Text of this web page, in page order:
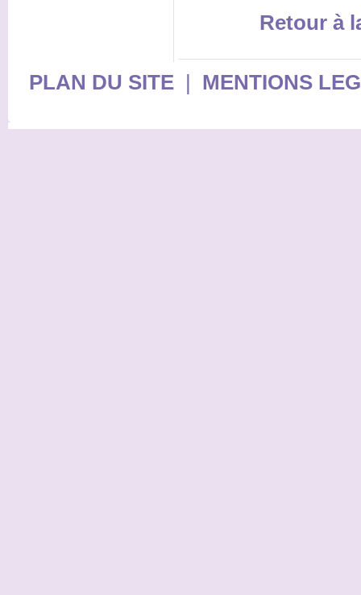
Retour à
PLAN DU SITE| MENTIONS